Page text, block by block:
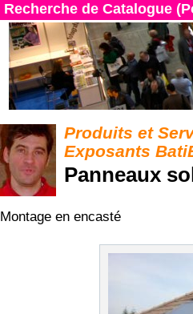
Recherche de Catalogue
Produits et
Exposants
Panneaux
Montage en encasté